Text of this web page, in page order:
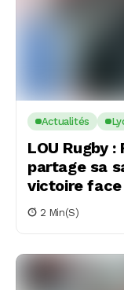
Actualités
LOU Rugby
partage sa
victoire face
2 Min(s)